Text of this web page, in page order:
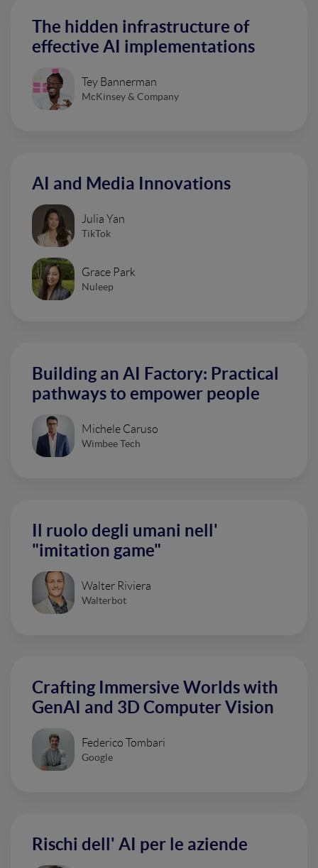
The hidden infrastructure of
effective AI implementations
Tey Bannerman
McKinsey & Company
AI and Media Innovations
Julia Yan
TikTok
Grace Park
Nuleep
Building an AI Factory: Practical
pathways to empower people
Michele Caruso
Wimbee Tech
Il ruolo degli umani nell'
"imitation game"
Walter Riviera
Walterbot
Crafting Immersive Worlds with
GenAI and 3D Computer Vision
Federico Tombari
Google
Rischi dell' AI per le aziende